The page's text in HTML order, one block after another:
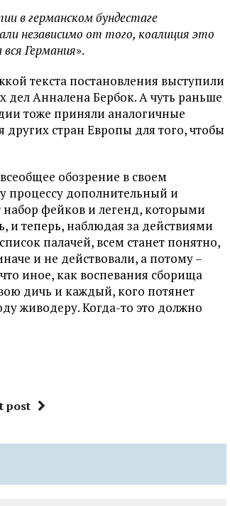
в германском бундестаге
независимо от того, коалиция это
Германия».
текста постановления выступили
Анналена Бербок. А чуть раньше
тоже приняли аналогичные
стран Европы для того, чтобы
обозрение в своем
процессу дополнительный и
фейков и легенд, которыми
и теперь, наблюдая за действиями
палачей, всем станет понятно,
и не действовали, а потому –
иное, как воспевания сборища
дичь и каждый, кого потянет
живодеру. Когда-то это должно
post